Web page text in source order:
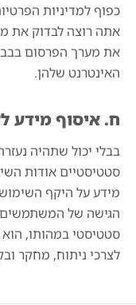
כפוף למדיניות
אתה רוצה לבדוק את
את מערך הפרסום
האינטרנט שלהן.
ח. איסוף מידע
בבלי יכול שתהיה
סטטיסטיים אודות
מידע על היקף
הגישה של המשתמשים
סטטיסטי במהותו, הוא
לצרכי ניתוח, מחקר